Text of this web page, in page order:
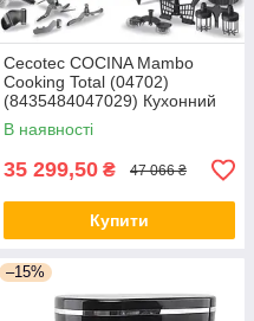
Cecotec COCINA Mambo
Cooking Total (04702)
(8435484047029) Кухонний
комбайн
В наявності
35 299,50 ₴ 47 066 ₴
Купити
–15%